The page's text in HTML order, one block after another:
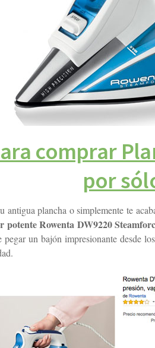
comprar
por
antigua plancha o simplemente te
Rowenta DW9220
pegar un bajón impresionante desde